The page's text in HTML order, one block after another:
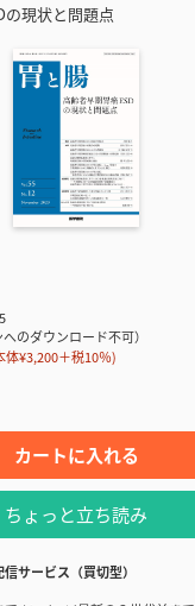
現状と問題点
のダウンロード不可）
体¥3,200＋税10％)
カートに入れる
ちょっと立ち読み
サービス（買切型）